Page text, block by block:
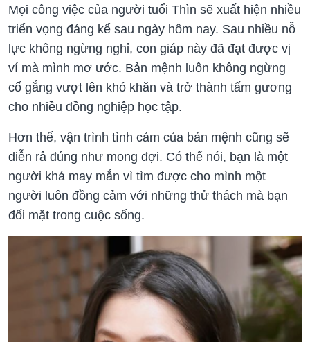
Mọi công việc của người tuổi Thìn sẽ xuất hiện nhiều
triển vọng đáng kể sau ngày hôm nay. Sau nhiều nỗ
lực không ngừng nghỉ, con giáp này đã đạt được vị
ví mà mình mơ ước. Bản mệnh luôn không ngừng
cố gắng vượt lên khó khăn và trở thành tấm gương
cho nhiều đồng nghiệp học tập.
Hơn thế, vận trình tình cảm của bản mệnh cũng sẽ
diễn râ đúng như mong đợi. Có thể nói, bạn là một
người khá may mắn vì tìm được cho mình một
người luôn đồng cảm với những thử thách mà bạn
đối mặt trong cuộc sống.